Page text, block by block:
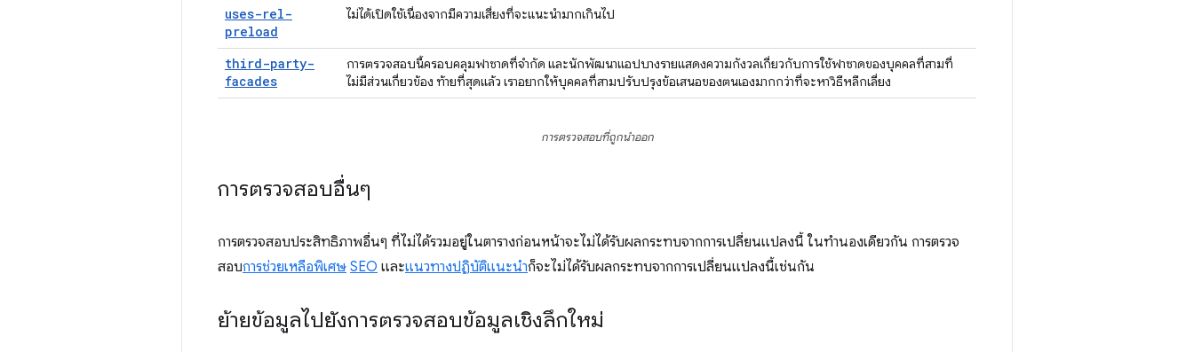
uses-rel-
preload
ไม่ได้เปิดใช้เนื่องจากมีความเสี่ยงที่จะแนะนำมากเกินไป
third-party-
facades
การตรวจสอบนี้ครอบคลุมฟาซาดที่จำกัด และนักพัฒนาแอปบางรายแสดงความกังวลเกี่ยวกับการใช้ฟาซาดของบุคคลที่สามที่
ไม่มีส่วนเกี่ยวข้อง ท้ายที่สุดแล้ว เราอยากให้บุคคลที่สามปรับปรุงข้อเสนอของตนเองมากกว่าที่จะหาวิธีหลีกเลี่ยง
การตรวจสอบที่ถูกนำออก
การตรวจสอบอื่นๆ
การตรวจสอบประสิทธิภาพอื่นๆ ที่ไม่ได้รวมอยู่ในตารางก่อนหน้าจะไม่ได้รับผลกระทบจากการเปลี่ยนแปลงนี้ ในทำนองเดียวกัน การตรวจ
สอบการช่วยเหลือพิเศษ SEO และแนวทางปฏิบัติแนะนำก็จะไม่ได้รับผลกระทบจากการเปลี่ยนแปลงนี้เช่นกัน
ย้ายข้อมูลไปยังการตรวจสอบข้อมูลเชิงลึกใหม่